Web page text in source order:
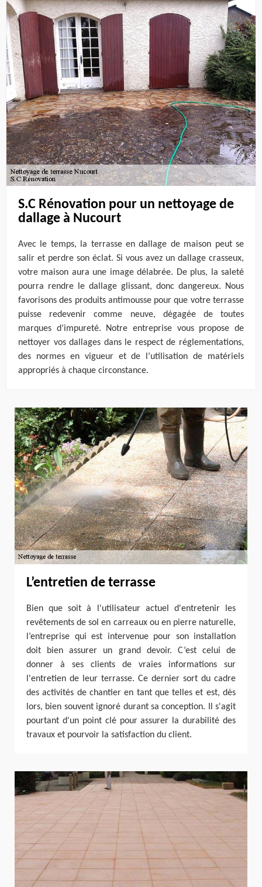
S.C Rénovation pour un nettoyage de
dallage à Nucourt
Avec le temps, la terrasse en dallage de maison peut se
salir et perdre son éclat. Si vous avez un dallage crasseux,
votre maison aura une image délabrée. De plus, la saleté
pourra rendre le dallage glissant, donc dangereux. Nous
favorisons des produits antimousse pour que votre terrasse
puisse redevenir comme neuve, dégagée de toutes
marques d’impureté. Notre entreprise vous propose de
nettoyer vos dallages dans le respect de réglementations,
des normes en vigueur et de l’utilisation de matériels
appropriés à chaque circonstance.
L’entretien de terrasse
Bien que soit à l'utilisateur actuel d'entretenir les
revêtements de sol en carreaux ou en pierre naturelle,
l’entreprise qui est intervenue pour son installation
doit bien assurer un grand devoir. C’est celui de
donner à ses clients de vraies informations sur
l'entretien de leur terrasse. Ce dernier sort du cadre
des activités de chantier en tant que telles et est, dès
lors, bien souvent ignoré durant sa conception. Il s'agit
pourtant d'un point clé pour assurer la durabilité des
travaux et pourvoir la satisfaction du client.